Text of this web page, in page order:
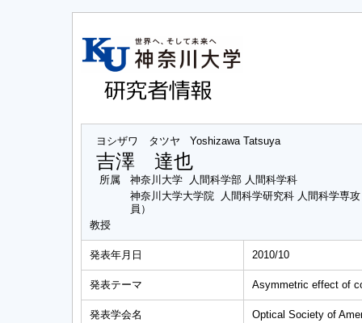
ヨシザワ タツヤ Yoshizawa Tatsuya
吉澤 達也
所属
神奈川大学 人間科学部 人間科学科
神奈川大学大学院 人間科学研究科 人間科学専
員）
教授
発表年月日 2010/10
発表テーマ Asymmetric effect of
発表学会名 Optical Society of